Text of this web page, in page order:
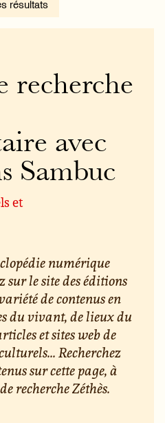
résultats
recherche
avec
Sambuc
et
numérique
sur le site des éditions
de contenus en
du vivant, de lieux du
et sites web de
Recherchez
sur cette page, à
recherche Zéthès.